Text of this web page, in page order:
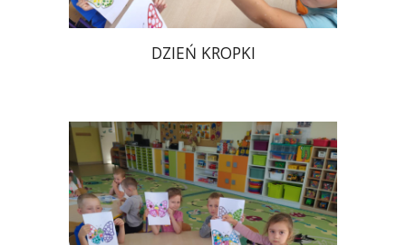
DZIEŃ KROPKI